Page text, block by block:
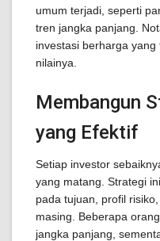
umum terjadi, seperti
tren jangka panjang.
investasi berharga
nilainya.
Membangun
yang Efektif
Setiap investor
yang matang. Strategi
pada tujuan, profil
masing. Beberapa
jangka panjang,